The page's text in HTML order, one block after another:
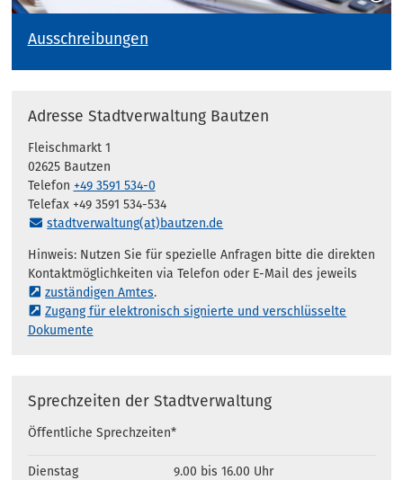
Ausschreibungen
Adresse Stadtverwaltung Bautzen
Fleischmarkt 1
02625 Bautzen
Telefon +49 3591 534-0
Telefax +49 3591 534-534
stadtverwaltung(at)bautzen.de
Hinweis: Nutzen Sie für spezielle Anfragen bitte die direkten
Kontaktmöglichkeiten via Telefon oder E-Mail des jeweils
zuständigen Amtes.
Zugang für elektronisch signierte und verschlüsselte
Dokumente
Sprechzeiten der Stadtverwaltung
Öffentliche Sprechzeiten*
Dienstag 9.00 bis 16.00 Uhr